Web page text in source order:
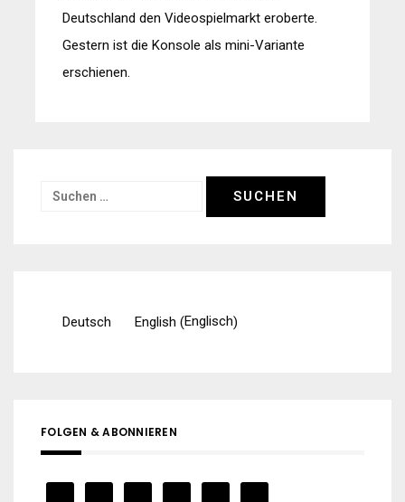
Deutschland den Videospielmarkt eroberte.
Gestern ist die Konsole als mini-Variante
erschienen.
Suchen
Deutsch English (Englisch)
FOLGEN & ABONNIEREN